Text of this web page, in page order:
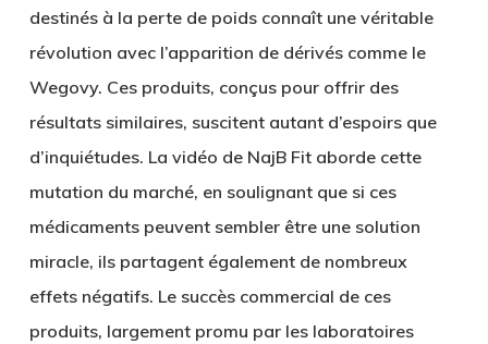
destinés à la perte de poids connaît une véritable
révolution avec l’apparition de dérivés comme le
Wegovy. Ces produits, conçus pour offrir des
résultats similaires, suscitent autant d’espoirs que
d’inquiétudes. La vidéo de NajB Fit aborde cette
mutation du marché, en soulignant que si ces
médicaments peuvent sembler être une solution
miracle, ils partagent également de nombreux
effets négatifs. Le succès commercial de ces
produits, largement promu par les laboratoires